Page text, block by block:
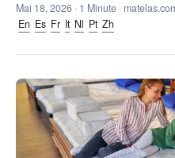
Ratgeber
Tools & Rechner
Mai 18, 2026 · 1 Minute ·
En Es Fr It Nl Pt Zh